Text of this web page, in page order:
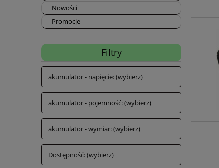
Nowości
Promocje
Filtry
akumulator - napięcie: (wybierz)
akumulator - pojemność: (wybierz)
akumulator - wymiar: (wybierz)
Dostępność: (wybierz)